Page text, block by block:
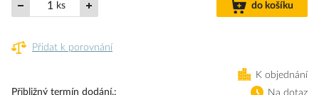
ks do košíku
Přidat k porovnání
K objednání
Přibližný termín dodání.
Na dotaz